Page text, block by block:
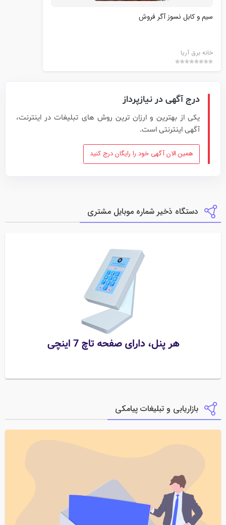
سیم و کابل نسوز آگر فروش
خانه برق آریا
درج آگهی در نیازپرداز
یکی از بهترین و ارزان ترین روش های تبلیغات در اینترنت،
آگهی اینترنتی است.
همین الان آگهی خود را رایگان درج کنید
دستگاه ذخیر شماره موبایل مشتری
بازاریابی و تبلیغات پیامکی